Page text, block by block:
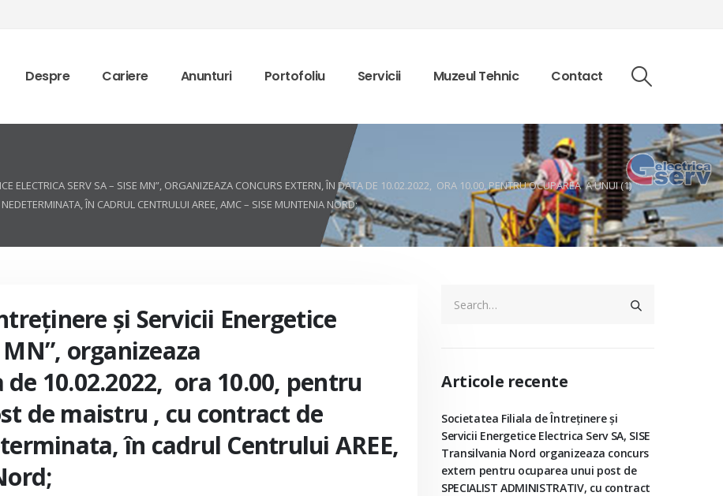
Despre Cariere Anunturi Portofoliu Servicii Muzeul Tehnic Contact
ELECTRICA SERV SA – SISE MN”, ORGANIZEAZA CONCURS EXTERN, ÎN DATA DE 10.02.2022, ORA 10.00, PENTRU OCUPAREA A UNUI (1)
ÎN CADRUL CENTRULUI AREE, AMC – SISE MUNTENIA NORD;
şi Servicii Energetice
MN”, organizeaza
10.02.2022, ora 10.00, pentru
de maistru , cu contract de
în cadrul Centrului AREE,
Articole recente
Societatea Filiala de Întreţinere şi
Servicii Energetice Electrica Serv SA, SISE
Transilvania Nord organizeaza concurs
extern pentru ocuparea unui post de
SPECIALIST ADMINISTRATIV, cu contract